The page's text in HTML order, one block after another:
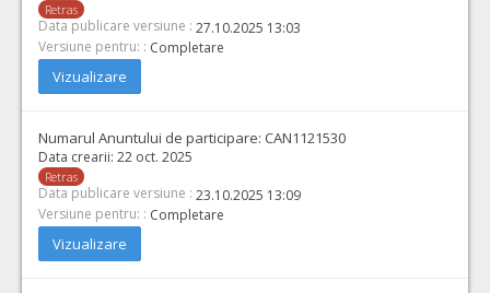
Retras
Data publicare versiune : 27.10.2025 13:03
Versiune pentru: : Completare
Vizualizare
Numarul Anuntului de participare: CAN1121530
Data crearii: 22 oct. 2025
Retras
Data publicare versiune : 23.10.2025 13:09
Versiune pentru: : Completare
Vizualizare